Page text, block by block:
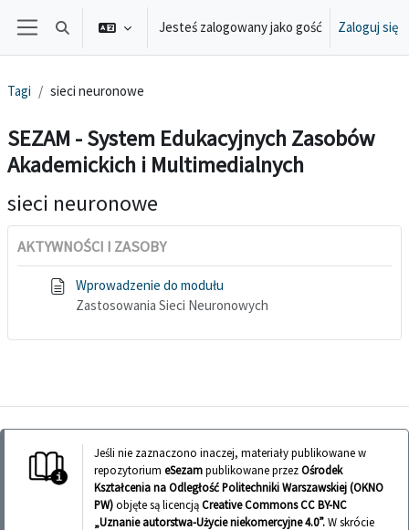
Przejdź do głównej zawartości
Panel boczny
Przełącznik wyszukiwarkiJesteś zalogowany jako gość Zaloguj się
Tagi sieci neuronowe
SEZAM - System Edukacyjnych Zasobów
Akademickich i Multimedialnych
sieci neuronowe
AKTYWNOŚCI I ZASOBY
Wprowadzenie do modułu
Zastosowania Sieci Neuronowych
Jeśli nie zaznaczono inaczej, materiały publikowane w
repozytorium eSezampublikowane przezOśrodek
Kształcenia na Odległość Politechniki Warszawskiej (OKNO
PW)objęte są licencjąCreative Commons CC BY-NC
„Uznanie autorstwa-Użycie niekomercyjne 4.0”.W skrócie